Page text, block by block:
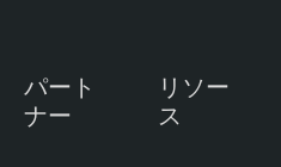
パート
ナー
リソー
ス